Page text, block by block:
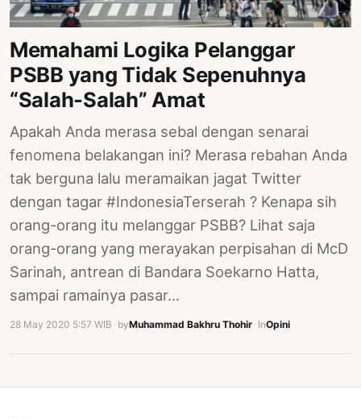
Memahami Logika Pelanggar
PSBB yang Tidak Sepenuhnya
“Salah-Salah” Amat
Apakah Anda merasa sebal dengan senarai
fenomena belakangan ini? Merasa rebahan Anda
tak berguna lalu meramaikan jagat Twitter
dengan tagar #IndonesiaTerserah ? Kenapa sih
orang-orang itu melanggar PSBB? Lihat saja
orang-orang yang merayakan perpisahan di McD
Sarinah, antrean di Bandara Soekarno Hatta,
sampai ramainya pasar…
28 May 2020 5:57 WIB byMuhammad Bakhru Thohir InOpini